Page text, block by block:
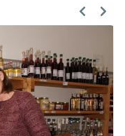
Previous
Next